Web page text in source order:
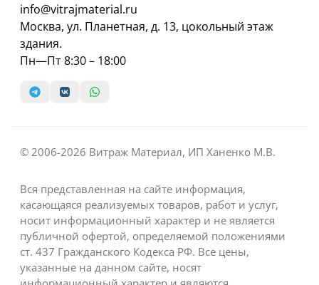
info@vitrajmaterial.ru
Москва, ул. Планетная, д. 13, цокольный этаж
здания.
Пн—Пт 8:30 – 18:00
© 2006-2026 Витраж Материал, ИП Ханенко М.В.
Вся представленная на сайте информация,
касающаяся реализуемых товаров, работ и услуг,
носит информационный характер и не является
публичной офертой, определяемой положениями
ст. 437 Гражданского Кодекса РФ. Все цены,
указанные на данном сайте, носят